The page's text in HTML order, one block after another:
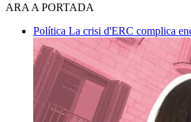
ARA A PORTADA
Política La crisi d'ERC complica